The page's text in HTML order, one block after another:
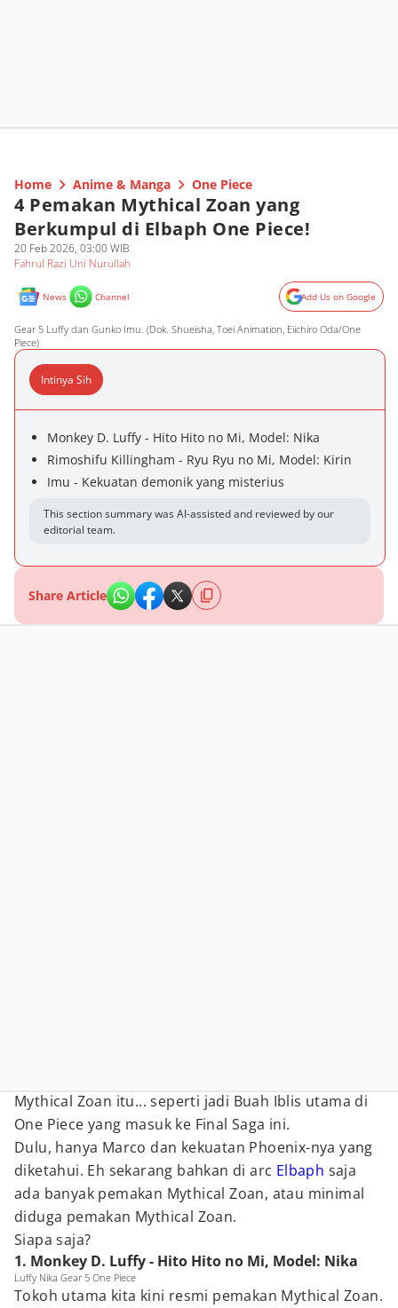
Home Anime & Manga One Piece
4 Pemakan Mythical Zoan yang
Berkumpul di Elbaph One Piece!
20 Feb 2026, 03:00 WIB
Fahrul Razi Uni Nurullah
News Channel Add Us on Google
Gear 5 Luffy dan Gunko Imu. (Dok. Shueisha, Toei Animation, Eiichiro Oda/One
Piece)
Intinya Sih
Monkey D. Luffy - Hito Hito no Mi, Model: Nika
Rimoshifu Killingham - Ryu Ryu no Mi, Model: Kirin
Imu - Kekuatan demonik yang misterius
This section summary was AI-assisted and reviewed by our
editorial team.
Share Article
Mythical Zoan itu... seperti jadi Buah Iblis utama di
One Piece yang masuk ke Final Saga ini.
Dulu, hanya Marco dan kekuatan Phoenix-nya yang
diketahui. Eh sekarang bahkan di arc Elbaph saja
ada banyak pemakan Mythical Zoan, atau minimal
diduga pemakan Mythical Zoan.
Siapa saja?
1. Monkey D. Luffy - Hito Hito no Mi, Model: Nika
Luffy Nika Gear 5 One Piece
Tokoh utama kita kini resmi pemakan Mythical Zoan.